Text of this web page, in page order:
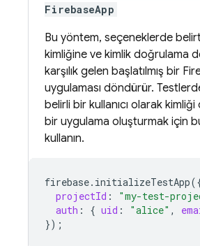
FirebaseApp
Bu yöntem, seçeneklerde
kimliğine ve kimlik doğrulama
karşılık gelen başlatılmış bir
uygulaması döndürür.
belirli bir kullanıcı olarak kimliği
bir uygulama oluşturmak için
kullanın.
firebase. initializeTestApp(
projectId : "my-test-
auth : { uid : "alice" ,
});